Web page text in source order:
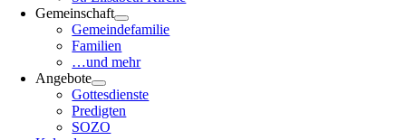
Gemeinschaft
Gemeindefamilie
Familien
…und mehr
Angebote
Gottesdienste
Predigten
SOZO